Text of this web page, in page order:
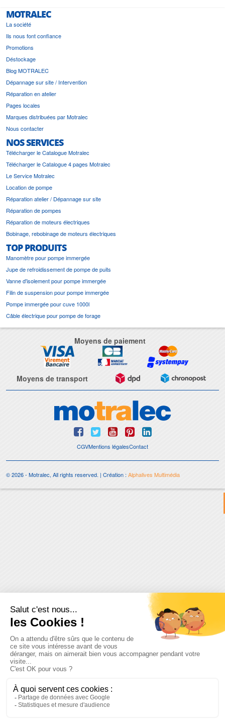
MOTRALEC
La société
Ils nous font confiance
Promotions
Déstockage
Blog MOTRALEC
Dépannage sur site / Intervention
Réparation en atelier
Pages locales
Marques distribuées par Motralec
Nous contacter
NOS SERVICES
Télécharger le Catalogue Motralec
Télécharger le Catalogue 4 pages Motralec
Le Service Motralec
Location de pompe
Réparation atelier / Dépannage sur site
Réparation de pompes
Réparation de moteurs électriques
Bobinage, rebobinage de moteurs électriques
TOP PRODUITS
Manomètre pour pompe immergée
Jupe de refroidissement de pompe de puits
Vanne d'isolement pour pompe immergée
Filin de suspension pour pompe immergée
Pompe immergée pour cuve 1000l
Câble électrique pour pompe de forage
Moyens de paiement
Moyens de transport
CGVMentions légalesContact
© 2026 - Motralec, All rights reserved. | Création :Alphalives Multimédia